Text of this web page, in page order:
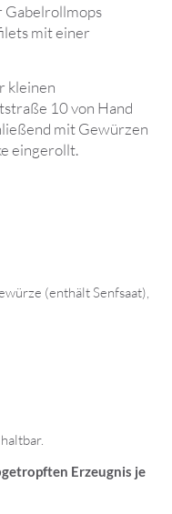
(enthält Senfsaat),
Erzeugnis je
Gabelrollmops
mit einer
kleinen
10 von Hand
mit Gewürzen
eingerollt.